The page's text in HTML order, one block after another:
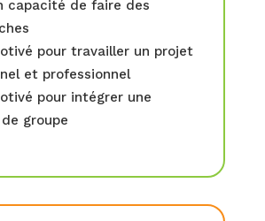
capacité de faire des
pour travailler un projet
et professionnel
pour intégrer une
groupe